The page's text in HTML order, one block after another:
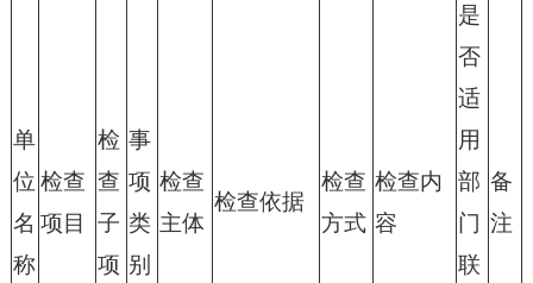
单
位
名
称
检查
项目
检
查
子
项
事
项
类
别
检查
主体
检查依据
检查
方式
检查内
容
是
否
适
用
部
门
联
备
注